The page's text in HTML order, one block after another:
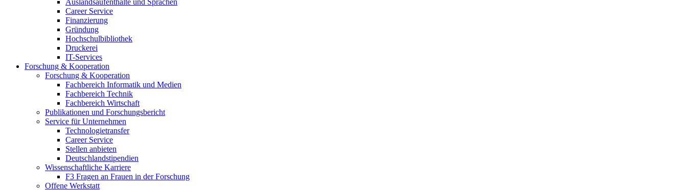
Auslandsaufenthalte und Sprachen
Career Service
Finanzierung
Gründung
Hochschulbibliothek
Druckerei
IT-Services
Forschung & Kooperation
Forschung & Kooperation
Fachbereich Informatik und Medien
Fachbereich Technik
Fachbereich Wirtschaft
Publikationen und Forschungsbericht
Service für Unternehmen
Technologietransfer
Career Service
Stellen anbieten
Deutschlandstipendien
Wissenschaftliche Karriere
F3 Fragen an Frauen in der Forschung
Offene Werkstatt